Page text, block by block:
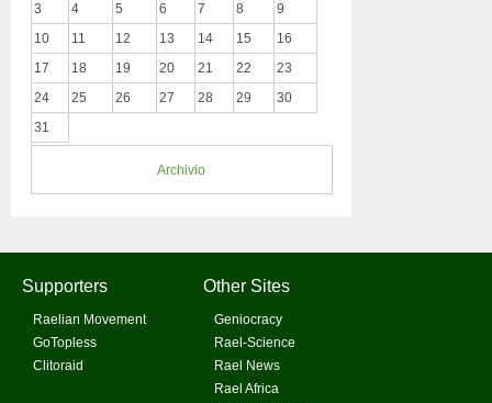
3
4 5 6 7 8
9
10
11 12 13 14 15
16
17
18 19 20 21 22
23
24
25 26 27 28 29
30
31
Archivio
Supporters
Raelian Movement
GoTopless
Clitoraid
Other Sites
Geniocracy
Rael-Science
Rael News
Rael Africa